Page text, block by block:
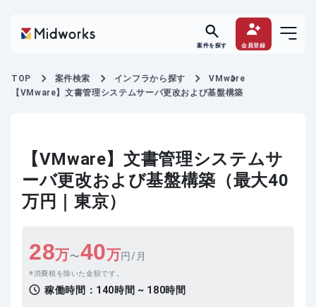
案件を探す 会員登録
TOP 案件検索 インフラから探す
VMware
【VMware】文書管理システムサーバ更改および基盤構築
【VMware】文書管理システムサ
ーバ更改および基盤構築（最大40
万円｜東京）
28万〜40万円/月
消費税を除いた金額です。
稼働時間： 140時間 ~ 180時間